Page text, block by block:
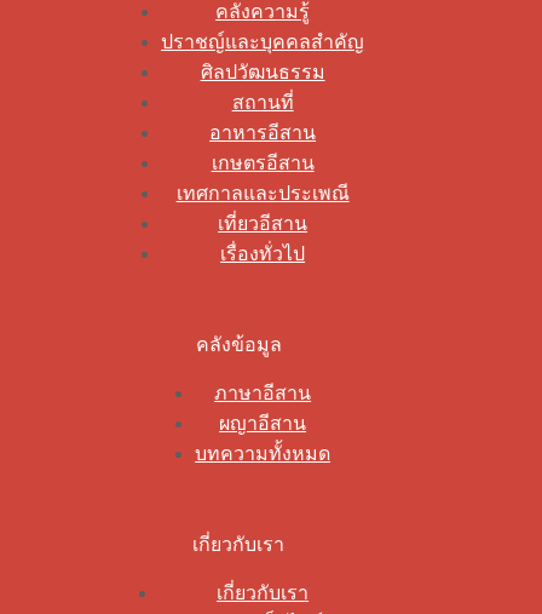
คลังความรู้
ปราชญ์และบุคคลสำคัญ
ศิลปวัฒนธรรม
สถานที่
อาหารอีสาน
เกษตรอีสาน
เทศกาลและประเพณี
เที่ยวอีสาน
เรื่องทั่วไป
คลังข้อมูล
ภาษาอีสาน
ผญาอีสาน
บทความทั้งหมด
เกี่ยวกับเรา
เกี่ยวกับเรา